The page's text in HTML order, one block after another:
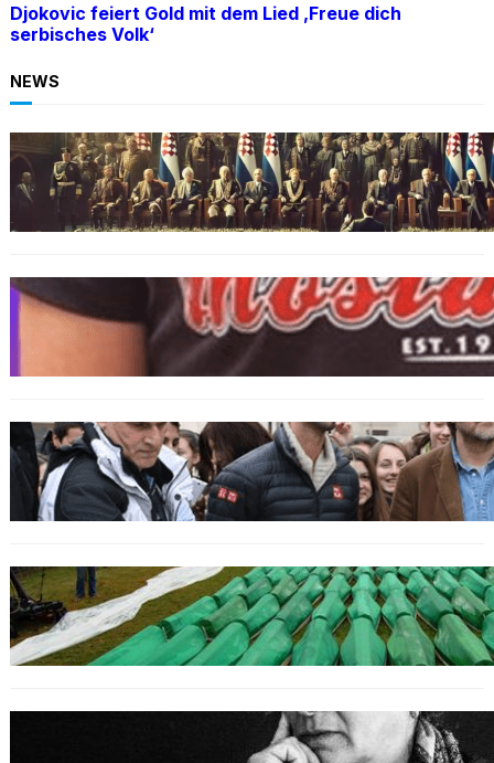
Djokovic feiert Gold mit dem Lied ‚Freue dich
serbisches Volk‘
NEWS
BOSNIEN
Ein Skandal: Čović verteidigt Herceg-Bosna
trotz Kriegsverbrechen
BOSNIEN
„Hasswelle eskaliert“: Mutter eines
bosniakischen Jungen entsetzt nach Angriff
durch kroatische Jugendliche
SPORT
Djokovic feiert Gold mit dem Lied ‚Freue dich
serbisches Volk‘
GENOZID
Izraelischer Botschafter in Serbien leugnet
Völkermord in Srebrenica
Erinnerung an Hatidža Mehmedović: Eine